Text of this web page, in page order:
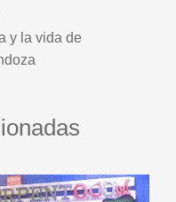
y la vida de